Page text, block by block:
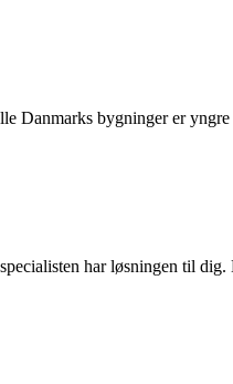
Danmarks bygninger er
har løsningen til